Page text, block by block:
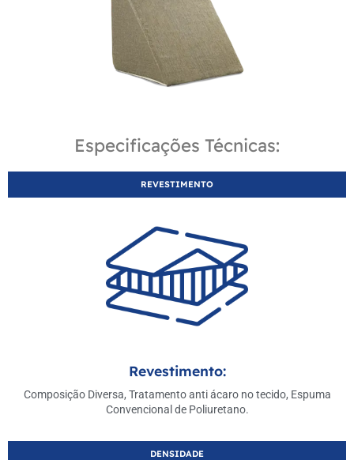
Especificações Técnicas:
REVESTIMENTO
Revestimento:
Composição Diversa, Tratamento anti ácaro no tecido, Espuma
Convencional de Poliuretano.
DENSIDADE